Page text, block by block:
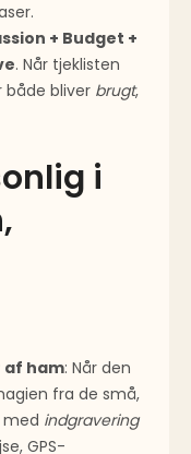
+ Budget +
. Når tjeklisten
både bliver brugt,
i
af ham: Når den
fra de små,
indgravering
GPS-